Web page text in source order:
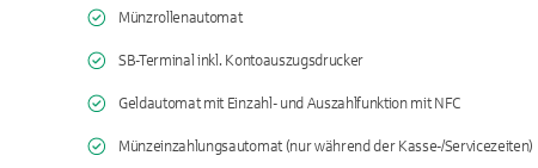
Münzrollenautomat
SB-Terminal inkl. Kontoauszugsdrucker
Geldautomat mit Einzahl- und Auszahlfunktion mit NFC
Münzeinzahlungsautomat (nur während der Kasse-/Servicezeiten)